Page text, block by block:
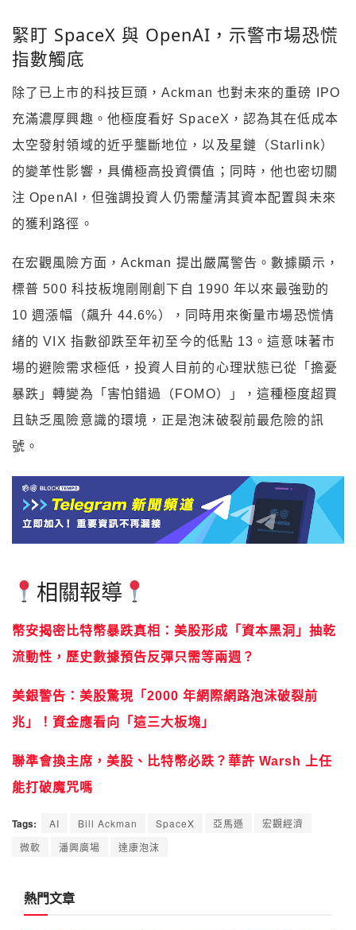
緊盯 SpaceX 與 OpenAI，示警市場恐慌
指數觸底
除了已上市的科技巨頭，Ackman 也對未來的重磅 IPO
充滿濃厚興趣。他極度看好 SpaceX，認為其在低成本
太空發射領域的近乎壟斷地位，以及星鏈（Starlink）
的變革性影響，具備極高投資價值；同時，他也密切關
注 OpenAI，但強調投資人仍需釐清其資本配置與未來
的獲利路徑。
在宏觀風險方面，Ackman 提出嚴厲警告。數據顯示，
標普 500 科技板塊剛剛創下自 1990 年以來最強勁的
10 週漲幅（飆升 44.6%），同時用來衡量市場恐慌情
緒的 VIX 指數卻跌至年初至今的低點 13。這意味著市
場的避險需求極低，投資人目前的心理狀態已從「擔憂
暴跌」轉變為「害怕錯過（FOMO）」，這種極度超買
且缺乏風險意識的環境，正是泡沫破裂前最危險的訊
號。
相關報導
幣安揭密比特幣暴跌真相：美股形成「資本黑洞」抽乾
流動性，歷史數據預告反彈只需等兩週？
美銀警告：美股驚現「2000 年網際網路泡沫破裂前
兆」！資金應看向「這三大板塊」
聯準會換主席，美股、比特幣必跌？華許 Warsh 上任
能打破魔咒嗎
Tags: AI Bill Ackman SpaceX 亞馬遜
宏觀經濟
微軟
潘興廣場 達康泡沫
熱門文章